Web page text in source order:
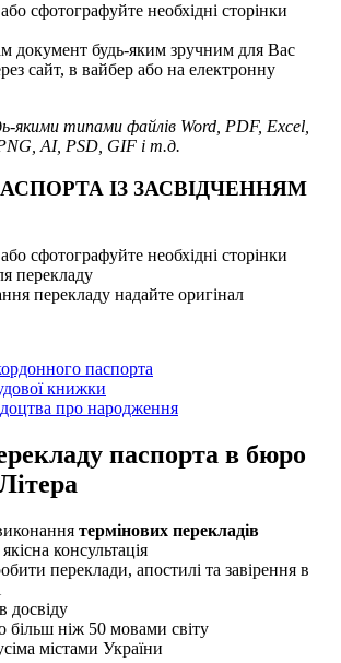
сфотографуйте необхідні сторінки
документ будь-яким зручним для Вас
сайт, в вайбер або на електронну
якими типами файлів Word, PDF, Excel,
AI, PSD, GIF і т.д.
ІЗ ЗАСВІДЧЕННЯМ
сфотографуйте необхідні сторінки
перекладу
перекладу надайте оригінал
паспорта
книжки
про народження
паспорта в бюро
термінових перекладів
консультація
переклади, апостилі та завірення в
досвіду
більш ніж 50 мовами світу
містами України